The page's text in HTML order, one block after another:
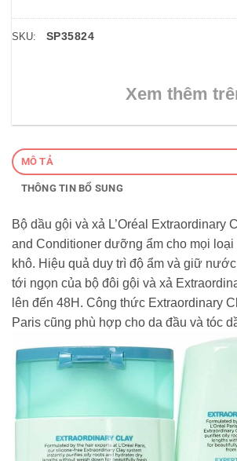
SKU: SP35824
Xem thêm
MÔ TẢ
THÔNG TIN BỔ SUNG
Bộ dầu gội và xả L’Oréal Extraordinary
and Conditioner dưỡng ẩm cho mọi loại
khô. Hiệu quả duy trì độ ẩm và giữ
tới ngọn của bộ đôi gội và xả
lên đến 48H. Công thức Extraordinary
Paris cũng phù hợp cho da đầu và tóc